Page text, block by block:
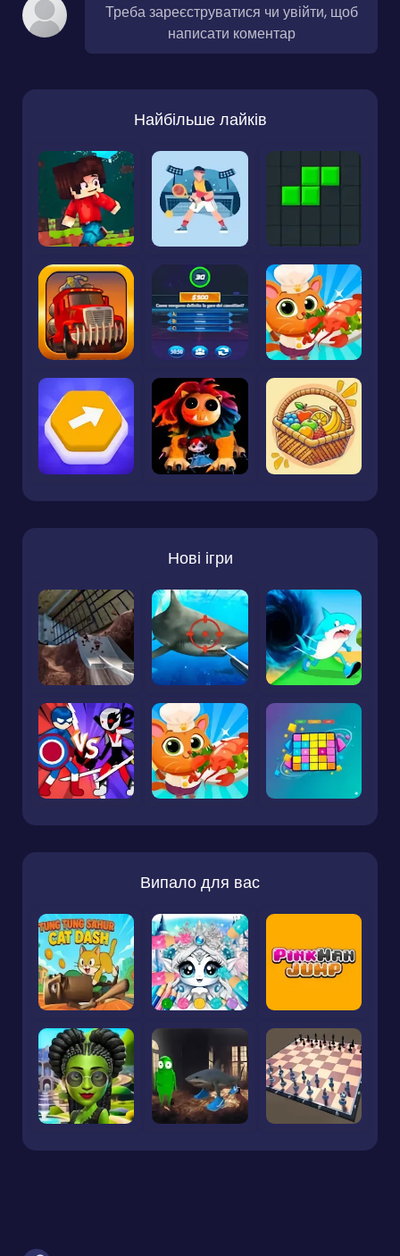
Треба зареєструватися чи увійти, щоб
написати коментар
Найбільше лайків
Нові ігри
Випало для вас